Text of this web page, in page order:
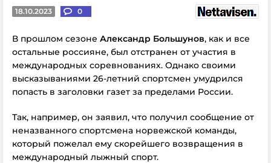
18.10.2023 0
В прошлом сезоне Александр Большунов, как и все
остальные россияне, был отстранен от участия в
международных соревнованиях. Однако своими
высказываниями 26-летний спортсмен умудрился
попасть в заголовки газет за пределами России.
Так, например, он заявил, что получил сообщение от
неназванного спортсмена норвежской команды,
который пожелал ему скорейшего возвращения в
международный лыжный спорт.